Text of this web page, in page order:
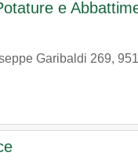
e
Garibaldi 269,